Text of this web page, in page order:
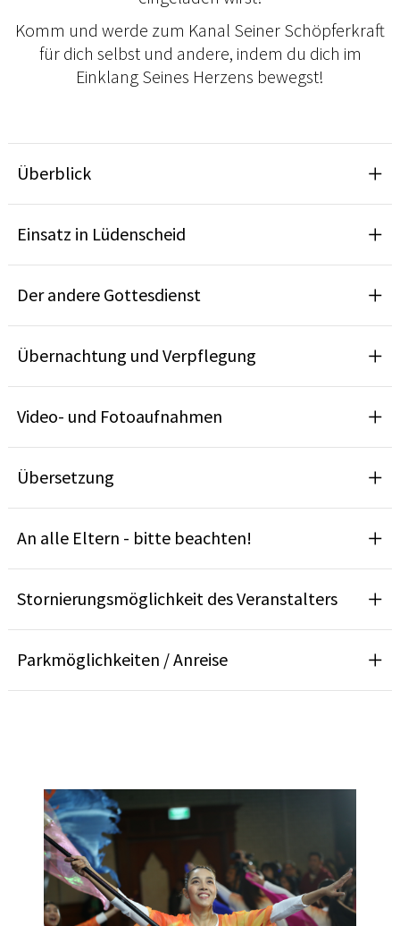
Komm und werde zum Kanal Seiner Schöpferkraft
für dich selbst und andere, indem du dich im
Einklang Seines Herzens bewegst!
Überblick
Einsatz in Lüdenscheid
Der andere Gottesdienst
Übernachtung und Verpflegung
Video- und Fotoaufnahmen
Übersetzung
An alle Eltern - bitte beachten!
Stornierungsmöglichkeit des Veranstalters
Parkmöglichkeiten / Anreise